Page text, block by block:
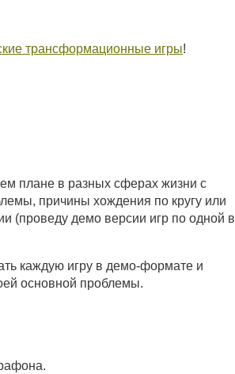
трансформационные игры!
плане в разных сферах жизни с
причины хождения по кругу или
(проведу демо версии игр по одной в
каждую игру в демо-формате и
основной проблемы.